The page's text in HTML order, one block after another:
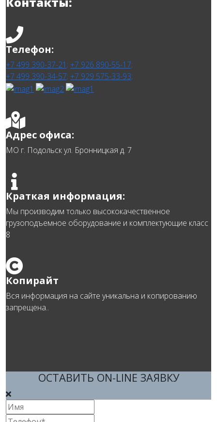
Телефон:
+7 499 390-37-21; +7 926 890-55-17;
+7 499 390-34-57; +7 929 575-33-93;
Адрес офиса:
МО г. Подольск ул. Бронницкая д. 7
Краткая информация:
Мы производим только высококачественное
грузоподъемное оборудование и комплектующие класс
8
Копирайт
Вся информация на сайте уникальна и копированию
запрещена..
ОСТАВИТЬ ON-LINE ЗАЯВКУ